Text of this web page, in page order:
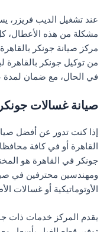
عند تشغيل الديب
مشكلة من هذه الأعطال،
مركز صيانة جونكر
من توكيل جونكر بالقاهرة
في الحال، مع ضمان لمدة
صيانة غسالات
إذا كنت تدور عن أفضل
القاهرة أو في كافة
جونكر في القاهرة هو
ومهندسين محترفين في
الأوتوماتيكية أو غسالات
يقدم المركز خدمات ذات